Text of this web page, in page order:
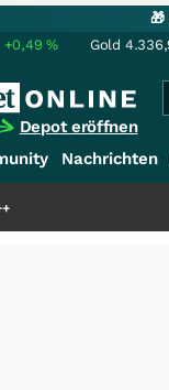
+0,49% Gold
Depot eröffnen
Nachrichten